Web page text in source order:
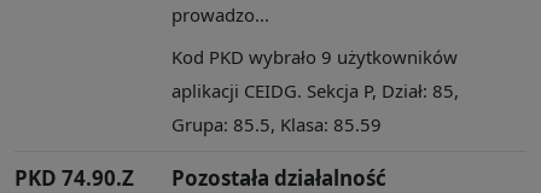
prowadzo...
Kod PKD wybrało 9 użytkowników
aplikacji CEIDG. Sekcja P, Dział: 85,
Grupa: 85.5, Klasa: 85.59
PKD 74.90.Z
Pozostała działalność